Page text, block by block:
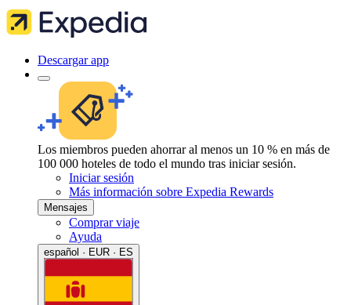
Descargar app
Los miembros pueden ahorrar al menos un 10 % en más de
100 000 hoteles de todo el mundo tras iniciar sesión.
Iniciar sesión
Más información sobre Expedia Rewards
Mensajes
Comprar viaje
Ayuda
español · EUR · ES